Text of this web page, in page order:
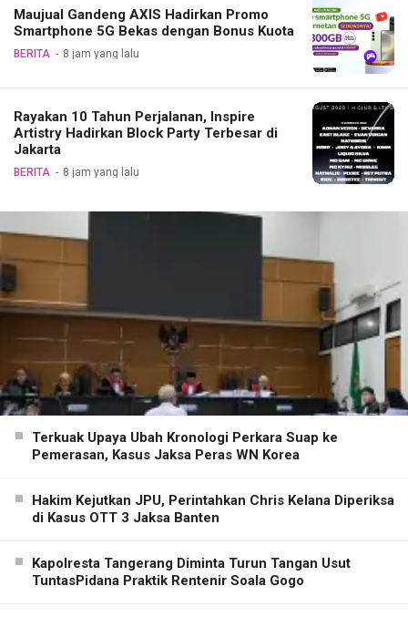
Maujual Gandeng AXIS Hadirkan Promo
Smartphone 5G Bekas dengan Bonus Kuota
BERITA 8 jam yang lalu
Rayakan 10 Tahun Perjalanan, Inspire
Artistry Hadirkan Block Party Terbesar di
Jakarta
BERITA 8 jam yang lalu
Terkuak Upaya Ubah Kronologi Perkara Suap ke
Pemerasan, Kasus Jaksa Peras WN Korea
Hakim Kejutkan JPU, Perintahkan Chris Kelana Diperiksa
di Kasus OTT 3 Jaksa Banten
Kapolresta Tangerang Diminta Turun Tangan Usut
TuntasPidana Praktik Rentenir Soala Gogo